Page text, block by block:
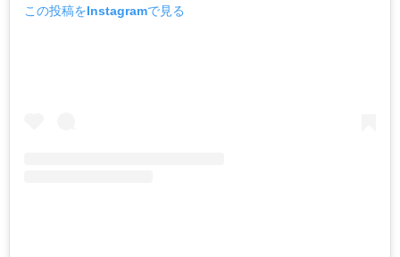
この投稿をInstagramで見る